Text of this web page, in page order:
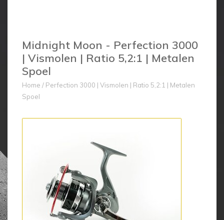
Midnight Moon - Perfection 3000
| Vismolen | Ratio 5,2:1 | Metalen
Spoel
Home / Perfection 3000 | Vismolen | Ratio 5,2:1 | Metalen
Spoel